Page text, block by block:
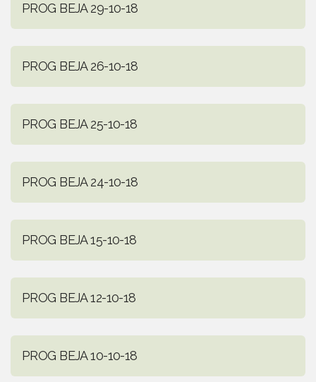
PROG BEJA 29-10-18
PROG BEJA 26-10-18
PROG BEJA 25-10-18
PROG BEJA 24-10-18
PROG BEJA 15-10-18
PROG BEJA 12-10-18
PROG BEJA 10-10-18